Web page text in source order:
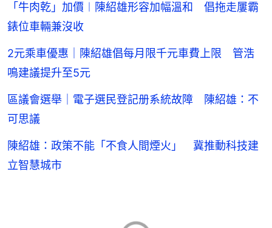
「牛肉乾」加價︱陳紹雄形容加幅溫和 倡拖走屢霸
錶位車輛兼沒收
2元乘車優惠｜陳紹雄倡每月限千元車費上限 管浩
鳴建議提升至5元
區議會選舉｜電子選民登記册系統故障 陳紹雄：不
可思議
陳紹雄：政策不能「不食人間煙火」 冀推動科技建
立智慧城市